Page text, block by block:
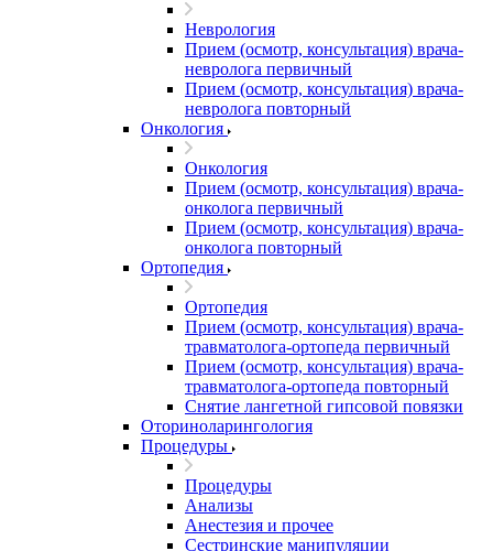
Неврология
Прием (осмотр, консультация) врача-
невролога первичный
Прием (осмотр, консультация) врача-
невролога повторный
Онкология
Онкология
Прием (осмотр, консультация) врача-
онколога первичный
Прием (осмотр, консультация) врача-
онколога повторный
Ортопедия
Ортопедия
Прием (осмотр, консультация) врача-
травматолога-ортопеда первичный
Прием (осмотр, консультация) врача-
травматолога-ортопеда повторный
Снятие лангетной гипсовой повязки
Оториноларингология
Процедуры
Процедуры
Анализы
Анестезия и прочее
Сестринские манипуляции